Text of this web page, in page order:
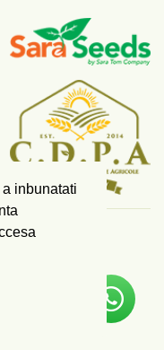
inbunatati
SRL.
Whatsapp!